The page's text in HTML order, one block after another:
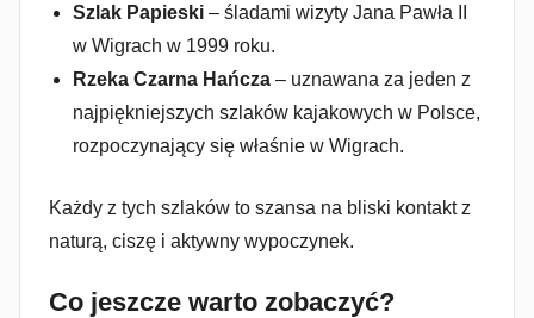
Szlak Papieski – śladami wizyty Jana Pawła II
w Wigrach w 1999 roku.
Rzeka Czarna Hańcza – uznawana za jeden z
najpiękniejszych szlaków kajakowych w Polsce,
rozpoczynający się właśnie w Wigrach.
Każdy z tych szlaków to szansa na bliski kontakt z
naturą, ciszę i aktywny wypoczynek.
Co jeszcze warto zobaczyć?